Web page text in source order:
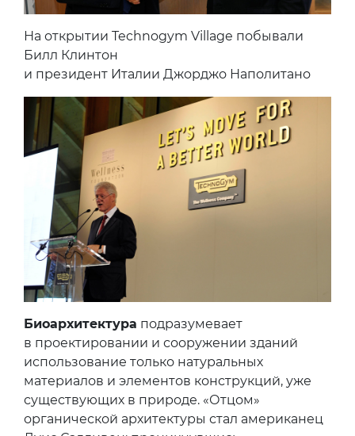
На открытии Technogym Village побывали
Билл Клинтон
и президент Италии Джорджо Наполитано
Биоархитектура подразумевает
в проектировании и сооружении зданий
использование только натуральных
материалов и элементов конструкций, уже
существующих в природе. «Отцом»
органической архитектуры стал американец